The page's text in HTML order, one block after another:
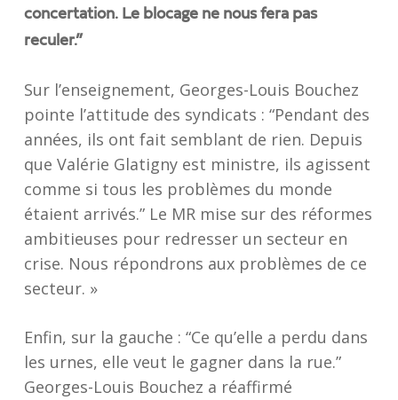
concertation. Le blocage ne nous fera pas
reculer.”
Sur l’enseignement, Georges-Louis Bouchez
pointe l’attitude des syndicats : “Pendant des
années, ils ont fait semblant de rien. Depuis
que Valérie Glatigny est ministre, ils agissent
comme si tous les problèmes du monde
étaient arrivés.” Le MR mise sur des réformes
ambitieuses pour redresser un secteur en
crise. Nous répondrons aux problèmes de ce
secteur. »
Enfin, sur la gauche : “Ce qu’elle a perdu dans
les urnes, elle veut le gagner dans la rue.”
Georges-Louis Bouchez a réaffirmé